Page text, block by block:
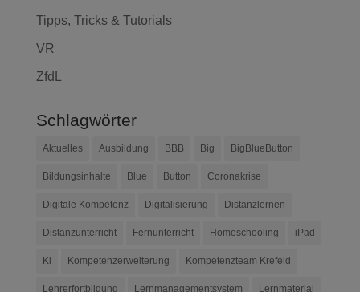
Tipps, Tricks & Tutorials
VR
ZfdL
Schlagwörter
Aktuelles Ausbildung BBB Big BigBlueButton
Bildungsinhalte Blue Button Coronakrise
Digitale Kompetenz Digitalisierung Distanzlernen
Distanzunterricht Fernunterricht Homeschooling iPad
Ki Kompetenzerweiterung Kompetenzteam Krefeld
Lehrerfortbildung Lernmanagementsystem Lernmaterial